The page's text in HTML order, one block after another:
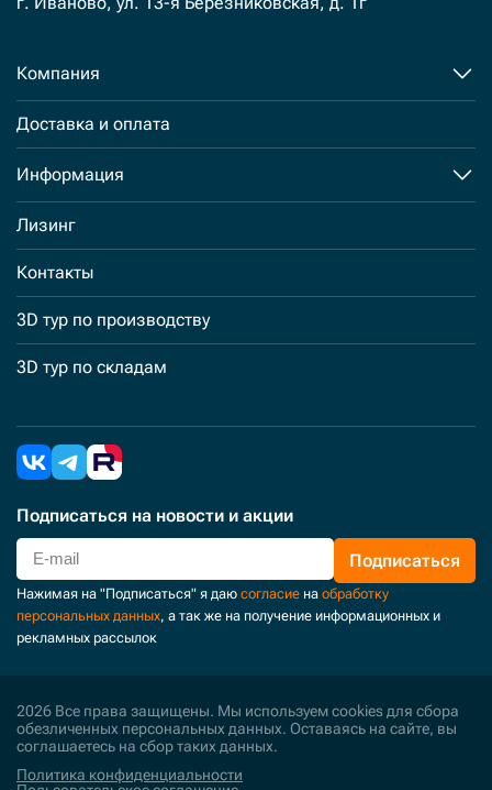
Компания
Доставка и оплата
Информация
Лизинг
Контакты
3D тур по производству
3D тур по складам
Подписаться на новости и акции
Подписаться
Нажимая на "Подписаться" я даю согласие на обработку
персональных данных, а так же на получение информационных и
рекламных рассылок
2026 Все права защищены. Мы используем cookies для сбора
обезличенных персональных данных. Оставаясь на сайте, вы
соглашаетесь на сбор таких данных.
Политика конфиденциальности